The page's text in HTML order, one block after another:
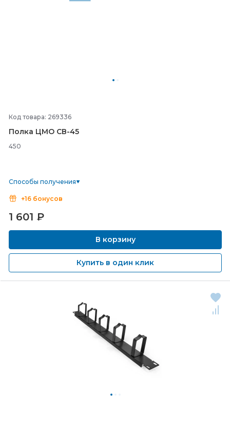
Код товара: 269336
Полка ЦМО СВ-45
450
Способы получения
+16 бонусов
1 601 ₽
В корзину
Купить в один клик